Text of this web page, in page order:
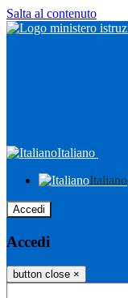
Salta al contenuto
Italiano
Italiano
Accedi
Accedi
button close ×